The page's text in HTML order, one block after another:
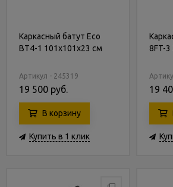
Каркасный батут Eco
BT4-1 101х101х23 см
Артикул - 245319
19 500 руб.
В корзину
Купить в 1 клик
8FT-3
19